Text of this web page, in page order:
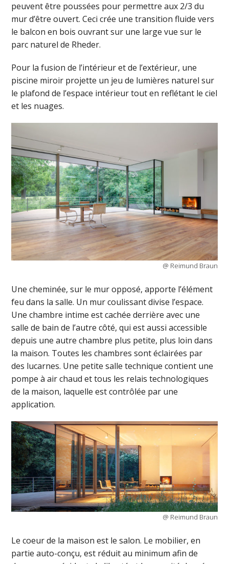
peuvent être poussées pour permettre aux 2/3 du
mur d’être ouvert. Ceci crée une transition fluide vers
le balcon en bois ouvrant sur une large vue sur le
parc naturel de Rheder.
Pour la fusion de l’intérieur et de l’extérieur, une
piscine miroir projette un jeu de lumières naturel sur
le plafond de l’espace intérieur tout en reflétant le ciel
et les nuages.
@ Reimund Braun
Une cheminée, sur le mur opposé, apporte l’élément
feu dans la salle. Un mur coulissant divise l’espace.
Une chambre intime est cachée derrière avec une
salle de bain de l’autre côté, qui est aussi accessible
depuis une autre chambre plus petite, plus loin dans
la maison. Toutes les chambres sont éclairées par
des lucarnes. Une petite salle technique contient une
pompe à air chaud et tous les relais technologiques
de la maison, laquelle est contrôlée par une
application.
@ Reimund Braun
Le coeur de la maison est le salon. Le mobilier, en
partie auto-conçu, est réduit au minimum afin de